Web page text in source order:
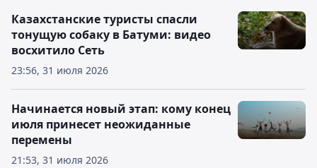
23:56, 31 июля 2026
Казахстанские туристы спасли
тонущую собаку в Батуми: видео
восхитило Сеть
21:53, 31 июля 2026
Начинается новый этап: кому конец
июля принесет неожиданные
перемены